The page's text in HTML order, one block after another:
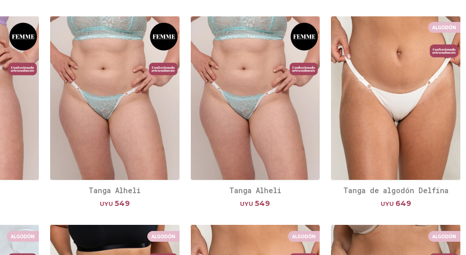
Tanga Alheli
UYU 549
Tanga Alheli
UYU 549
Tanga de algodón Delfina
UYU 649